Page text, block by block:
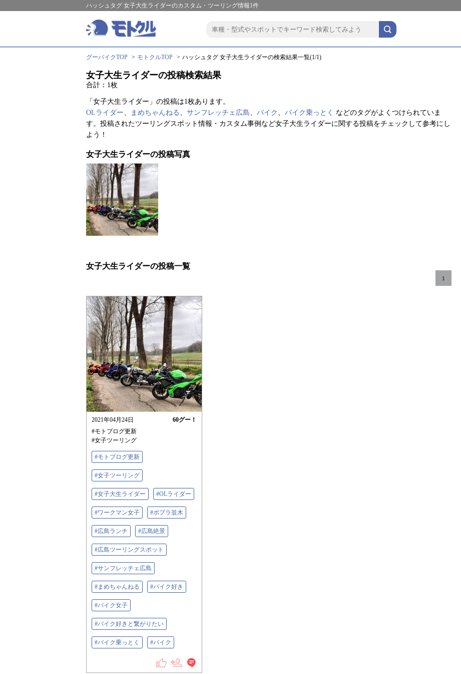
ハッシュタグ 女子大生ライダーのカスタム・ツーリング情報1件
グーバイクTOP モトクルTOP ハッシュタグ 女子大生ライダーの検索結果一覧(1/1)
女子大生ライダーの投稿検索結果
合計：1枚
「女子大生ライダー」の投稿は1枚あります。
OLライダー、 まめちゃんねる 、 サンフレッチェ広島、 バイク 、 バイク乗っとく
などのタグがよくつけられていま
す。投稿されたツーリングスポット情報・カスタム事例など女子大生ライダーに関する投稿をチェックして参考にし
よう！
女子大生ライダーの投稿写真
女子大生ライダーの投稿一覧
1
2021年04月24日 60グー！
#モトブログ更新
#女子ツーリング
#モトブログ更新
#女子ツーリング
#女子大生ライダー #OLライダー
#ワークマン女子 #ポプラ並木
#広島ランチ #広島絶景
#広島ツーリングスポット
#サンフレッチェ広島
#まめちゃんねる #バイク好き
#バイク女子
#バイク好きと繋がりたい
#バイク乗っとく #バイク